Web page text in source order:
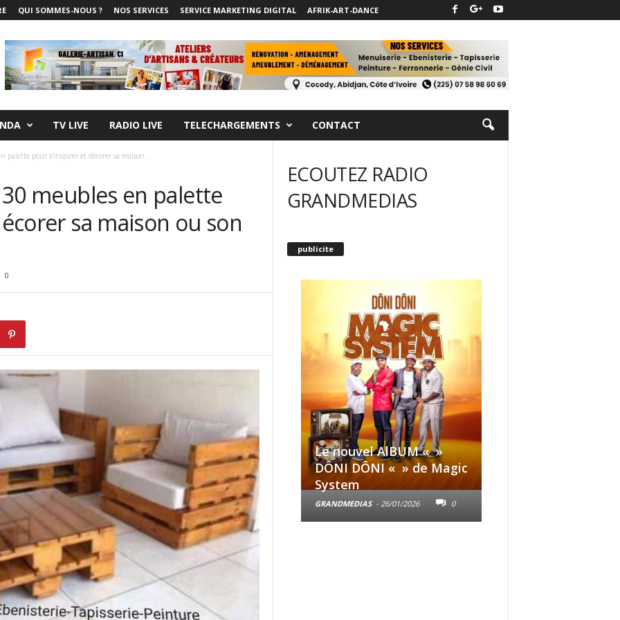
QUI SOMMES-NOUS ? NOS SERVICES SERVICE MARKETING DIGITAL AFRIK-ART-DANCE
TV LIVE RADIO LIVE TELECHARGEMENTS CONTACT
palette pour s’inspirer et décorer sa maison...
meubles en palette
sa maison ou son
0
ECOUTEZ RADIO
GRANDMEDIAS
publicite
*LE PALAIS DE VIVI :
L’EXCELLENCE DE LA
GASTRONOMIE
SÉNÉGALAISE À
ABIDJAN*
GRANDMEDIAS - 09/06/2026
Le nouvel AlBUM « »
DÔNI DÔNI « » de Magic
System
GRANDMEDIAS - 26/01/2026 0